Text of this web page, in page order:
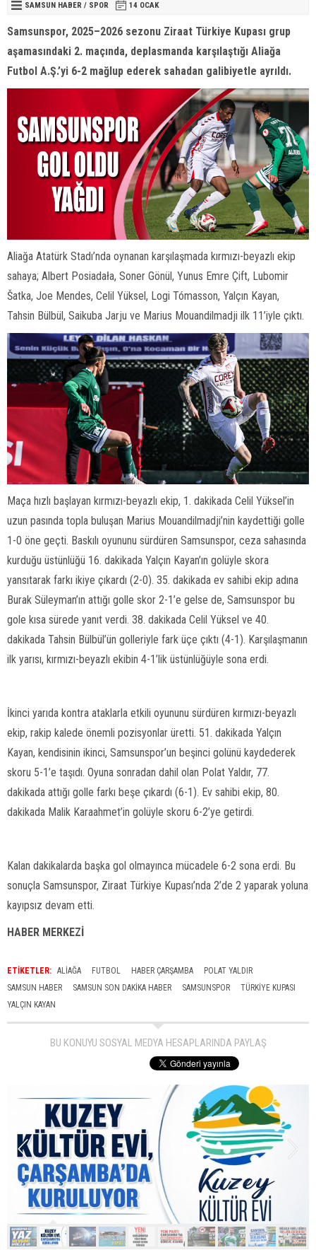
SAMSUN HABER / SPOR 14 OCAK
Samsunspor, 2025–2026 sezonu Ziraat Türkiye Kupası grup
aşamasındaki 2. maçında, deplasmanda karşılaştığı Aliağa
Futbol A.Ş.’yi 6-2 mağlup ederek sahadan galibiyetle ayrıldı.
Aliağa Atatürk Stadı’nda oynanan karşılaşmada kırmızı-beyazlı ekip
sahaya; Albert Posiadała, Soner Gönül, Yunus Emre Çift, Lubomir
Šatka, Joe Mendes, Celil Yüksel, Logi Tómasson, Yalçın Kayan,
Tahsin Bülbül, Saikuba Jarju ve Marius Mouandilmadji ilk 11’iyle çıktı.
Maça hızlı başlayan kırmızı-beyazlı ekip, 1. dakikada Celil Yüksel’in
uzun pasında topla buluşan Marius Mouandilmadji’nin kaydettiği golle
1-0 öne geçti. Baskılı oyununu sürdüren Samsunspor, ceza sahasında
kurduğu üstünlüğü 16. dakikada Yalçın Kayan’ın golüyle skora
yansıtarak farkı ikiye çıkardı (2-0). 35. dakikada ev sahibi ekip adına
Burak Süleyman’ın attığı golle skor 2-1’e gelse de, Samsunspor bu
gole kısa sürede yanıt verdi. 38. dakikada Celil Yüksel ve 40.
dakikada Tahsin Bülbül’ün golleriyle fark üçe çıktı (4-1). Karşılaşmanın
ilk yarısı, kırmızı-beyazlı ekibin 4-1’lik üstünlüğüyle sona erdi.
İkinci yarıda kontra ataklarla etkili oyununu sürdüren kırmızı-beyazlı
ekip, rakip kalede önemli pozisyonlar üretti. 51. dakikada Yalçın
Kayan, kendisinin ikinci, Samsunspor’un beşinci golünü kaydederek
skoru 5-1’e taşıdı. Oyuna sonradan dahil olan Polat Yaldır, 77.
dakikada attığı golle farkı beşe çıkardı (6-1). Ev sahibi ekip, 80.
dakikada Malik Karaahmet’in golüyle skoru 6-2’ye getirdi.
Kalan dakikalarda başka gol olmayınca mücadele 6-2 sona erdi. Bu
sonuçla Samsunspor, Ziraat Türkiye Kupası’nda 2’de 2 yaparak yoluna
kayıpsız devam etti.
HABER MERKEZİ
ETİKETLER: ALIAĞA FUTBOL HABER ÇARŞAMBA
POLAT YALDIR
SAMSUN HABER
SAMSUN SON DAKIKA HABER SAMSUNSPOR
TÜRKIYE KUPASI
YALÇIN KAYAN
BU KONUYU SOSYAL MEDYA HESAPLARINDA PAYLAŞ